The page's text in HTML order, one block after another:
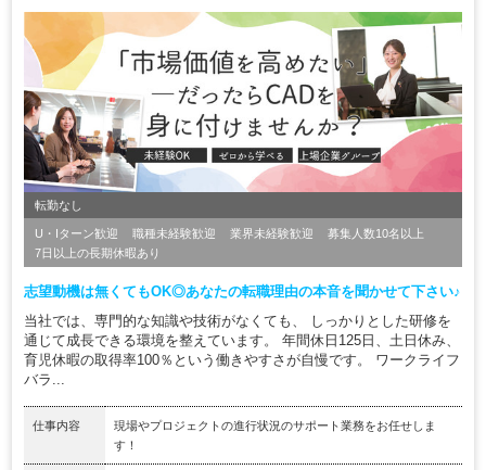
転勤なし
U・Iターン歓迎 職種未経験歓迎 業界未経験歓迎
募集人数10名以上
7日以上の長期休暇あり
志望動機は無くてもOK◎あなたの転職理由の本音を聞かせて下さい♪
当社では、専門的な知識や技術がなくても、 しっかりとした研修を
通じて成長できる環境を整えています。 年間休日125日、土日休み、
育児休暇の取得率100％という働きやすさが自慢です。 ワークライフ
バラ...
仕事内容
現場やプロジェクトの進行状況のサポート業務をお任せしま
す！